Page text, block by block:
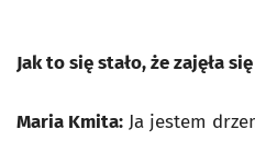
Jak to się stało, że zajęła
Maria Kmita: Ja jestem